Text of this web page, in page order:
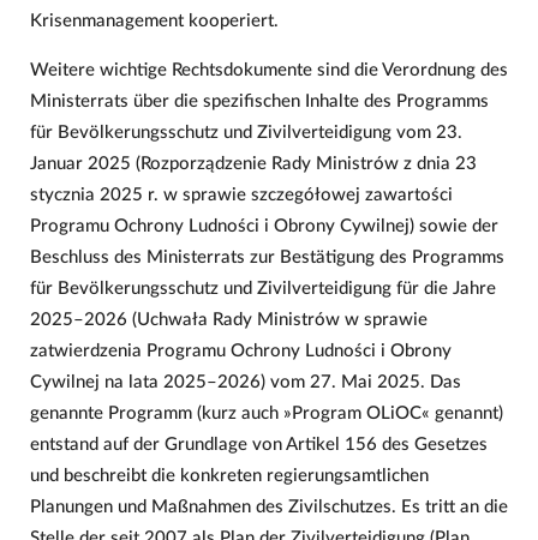
Krisenmanagement kooperiert.
Weitere wichtige Rechtsdokumente sind die Verordnung des
Ministerrats über die spezifischen Inhalte des Programms
für Bevölkerungsschutz und Zivilverteidigung vom 23.
Januar 2025 (Rozporządzenie Rady Ministrów z dnia 23
stycznia 2025 r. w sprawie szczegółowej zawartości
Programu Ochrony Ludności i Obrony Cywilnej) sowie der
Beschluss des Ministerrats zur Bestätigung des Programms
für Bevölkerungsschutz und Zivilverteidigung für die Jahre
2025–2026 (Uchwała Rady Ministrów w sprawie
zatwierdzenia Programu Ochrony Ludności i Obrony
Cywilnej na lata 2025–2026) vom 27. Mai 2025. Das
genannte Programm (kurz auch »Program OLiOC« genannt)
entstand auf der Grundlage von Artikel 156 des Gesetzes
und beschreibt die konkreten regierungsamtlichen
Planungen und Maßnahmen des Zivilschutzes. Es tritt an die